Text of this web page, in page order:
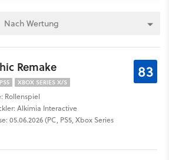
Remake
PS5 XBOX SERIES X/S
Rollenspiel
Alkimia Interactive
05.06.2026 (PC, PS5, Xbox Series
83